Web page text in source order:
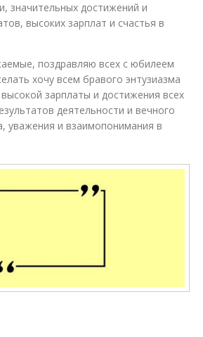
значительных достижений и
высоких зарплат и счастья в
поздравляю всех с юбилеем
хочу всем бравого энтузиазма
зарплаты и достижения всех
деятельности и вечного
уважения и взаимопонимания в